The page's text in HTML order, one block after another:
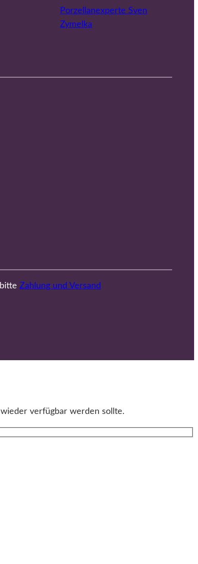
Porzellanexperte Sven
Zymelka
Zahlung und Versand
verfügbar werden sollte.